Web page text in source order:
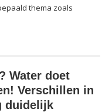
thema zoals
Water doet
Verschillen in
duidelijk